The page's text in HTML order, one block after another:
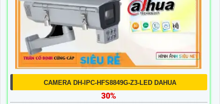
CAMERA DH-IPC-HFS8849G-Z3-LED DAHUA
30%